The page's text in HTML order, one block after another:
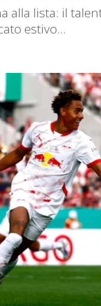
alla lista: il
estivo...